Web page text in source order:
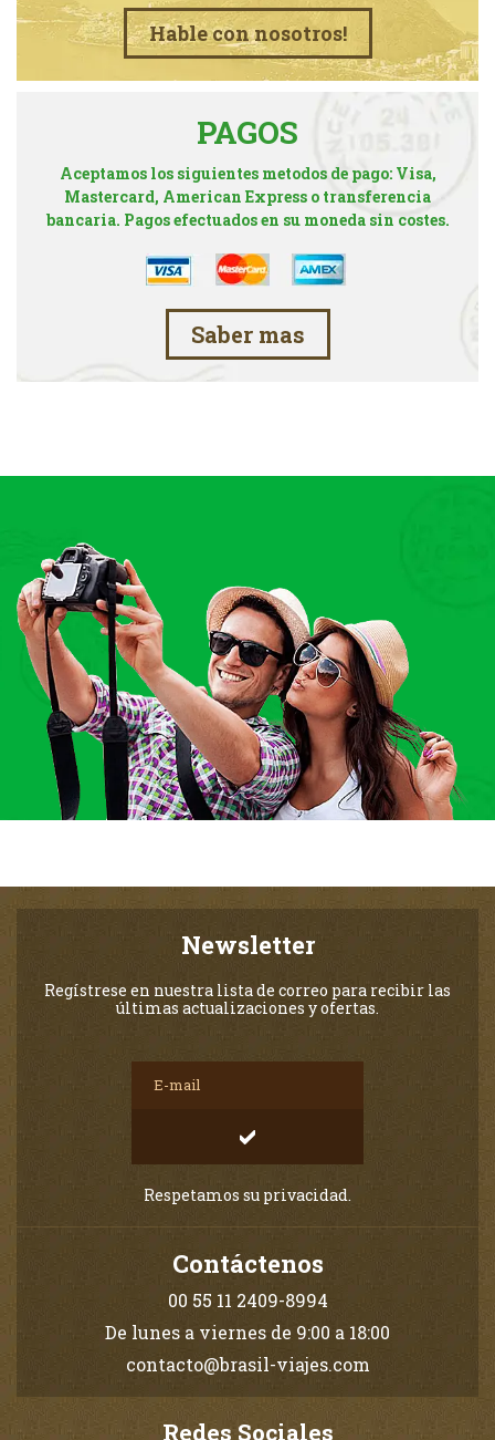
Hable con nosotros!
PAGOS
Aceptamos los siguientes metodos de pago: Visa,
Mastercard, American Express o transferencia
bancaria. Pagos efectuados en su moneda sin costes.
Saber mas
Newsletter
Regístrese en nuestra lista de correo para recibir las
últimas actualizaciones y ofertas.
Respetamos su privacidad.
Contáctenos
00 55 11 2409-8994
De lunes a viernes de 9:00 a 18:00
contacto@brasil-viajes.com
Redes Sociales